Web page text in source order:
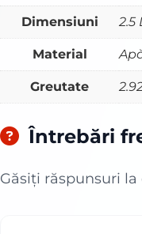
Dimensiuni 2.5
Material
Greutate
Întrebări
Găsiți răspunsuri